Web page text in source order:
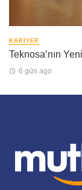
KARIYER
Teknosa’nın
6 gün ago